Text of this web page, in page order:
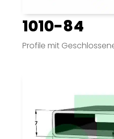
1010-84
Profile mit